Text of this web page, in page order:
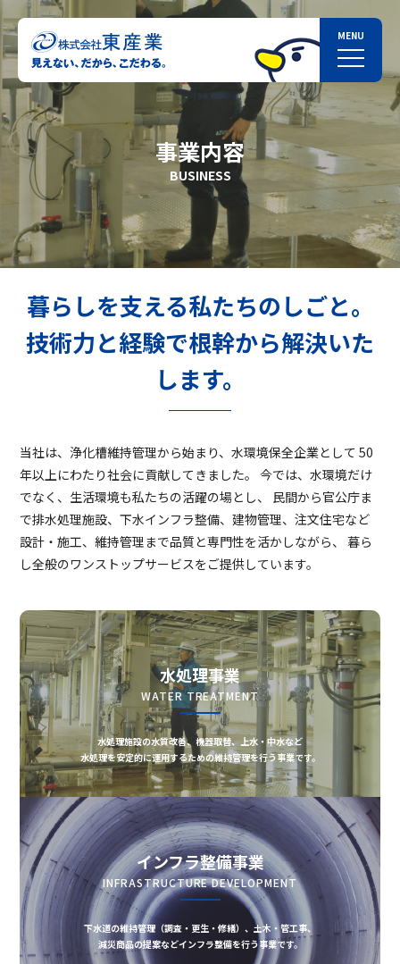
事業内容
BUSINESS
暮らしを支える私たちのしごと。
技術力と経験で根幹から解決いた
します。
当社は、浄化槽維持管理から始まり、水環境保全企業として 50
年以上にわたり社会に貢献してきました。 今では、水環境だけ
でなく、生活環境も私たちの活躍の場とし、
民間から官公庁ま
で排水処理施設、下水インフラ整備、建物管理、注文住宅など
設計・施工、維持管理まで品質と専門性を活かしながら、 暮ら
し全般のワンストップサービスをご提供しています。
水処理事業
WATER TREATMENT
水処理施設の水質改善、機器取替、上水・中水など
水処理を安定的に運用するための維持管理を行う事業です。
インフラ整備事業
INFRASTRUCTURE DEVELOPMENT
下水道の維持管理（調査・更生・修繕）、土木・管工事、
減災商品の提案などインフラ整備を行う事業です。